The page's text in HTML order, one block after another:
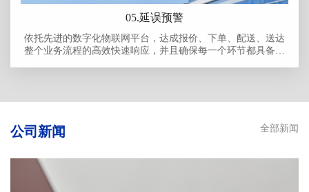
05.延误预警
依托先进的数字化物联网平台，达成报价、下单、配送、送达
整个业务流程的高效快速响应，并且确保每一个环节都具备可
全面提升客户体验和企业运营效率。
公司新闻 全部新闻